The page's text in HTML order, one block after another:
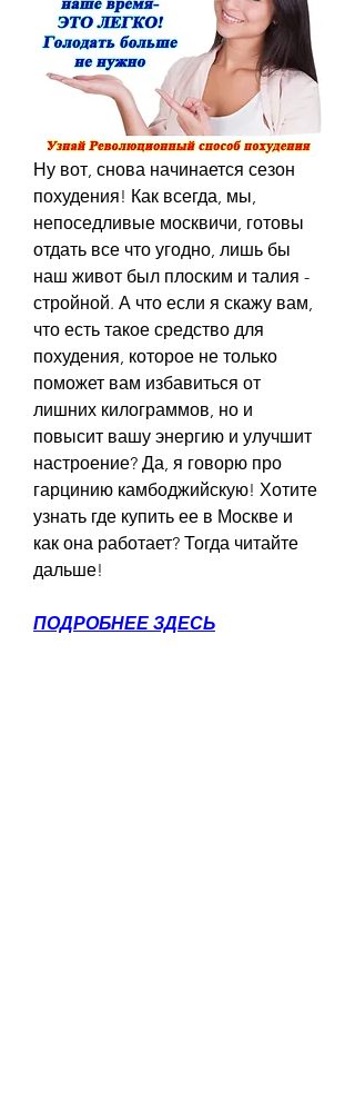
Ну вот, снова начинается сезон
похудения! Как всегда, мы,
непоседливые москвичи, готовы
отдать все что угодно, лишь бы
наш живот был плоским и талия -
стройной. А что если я скажу вам,
что есть такое средство для
похудения, которое не только
поможет вам избавиться от
лишних килограммов, но и
повысит вашу энергию и улучшит
настроение? Да, я говорю про
гарцинию камбоджийскую! Хотите
узнать где купить ее в Москве и
как она работает? Тогда читайте
дальше!
ПОДРОБНЕЕ ЗДЕСЬ